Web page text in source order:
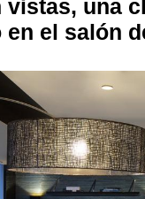
una
el salón